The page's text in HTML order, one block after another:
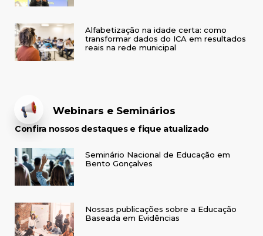
Alfabetização na idade certa: como
transformar dados do ICA em resultados
reais na rede municipal
Webinars e Seminários
Confira nossos destaques e fique atualizado
Seminário Nacional de Educação em
Bento Gonçalves
Nossas publicações sobre a Educação
Baseada em Evidências